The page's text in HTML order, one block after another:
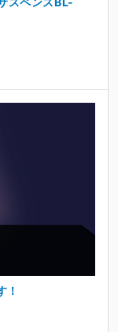
！